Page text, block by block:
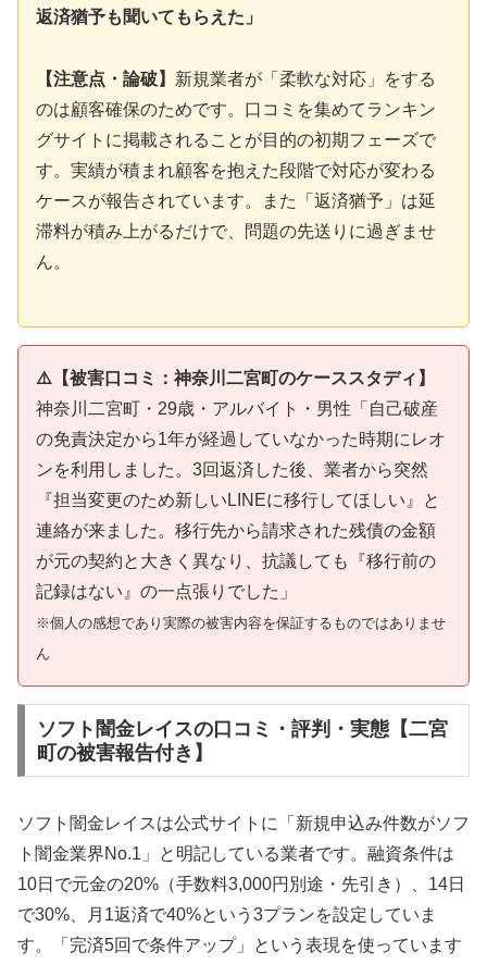
返済猶予も聞いてもらえた」
【注意点・論破】 新規業者が「柔軟な対応」をする
のは顧客確保のためです。口コミを集めてランキン
グサイトに掲載されることが目的の初期フェーズで
す。実績が積まれ顧客を抱えた段階で対応が変わる
ケースが報告されています。また「返済猶予」は延
滞料が積み上がるだけで、問題の先送りに過ぎませ
ん。
⚠️【被害口コミ：神奈川二宮町のケーススタディ】
神奈川二宮町・29歳・アルバイト・男性「自己破産
の免責決定から1年が経過していなかった時期にレオ
ンを利用しました。3回返済した後、業者から突然
『担当変更のため新しいLINEに移行してほしい』と
連絡が来ました。移行先から請求された残債の金額
が元の契約と大きく異なり、抗議しても『移行前の
記録はない』の一点張りでした」
※個人の感想であり実際の被害内容を保証するものではありませ
ん
ソフト闇金レイスの口コミ・評判・実態【二宮
町の被害報告付き】
ソフト闇金レイスは公式サイトに「新規申込み件数がソフ
ト闇金業界No.1」と明記している業者です。融資条件は
10日で元金の20%（手数料3,000円別途・先引き）、14日
で30%、月1返済で40%という3プランを設定していま
す。「完済5回で条件アップ」という表現を使っています